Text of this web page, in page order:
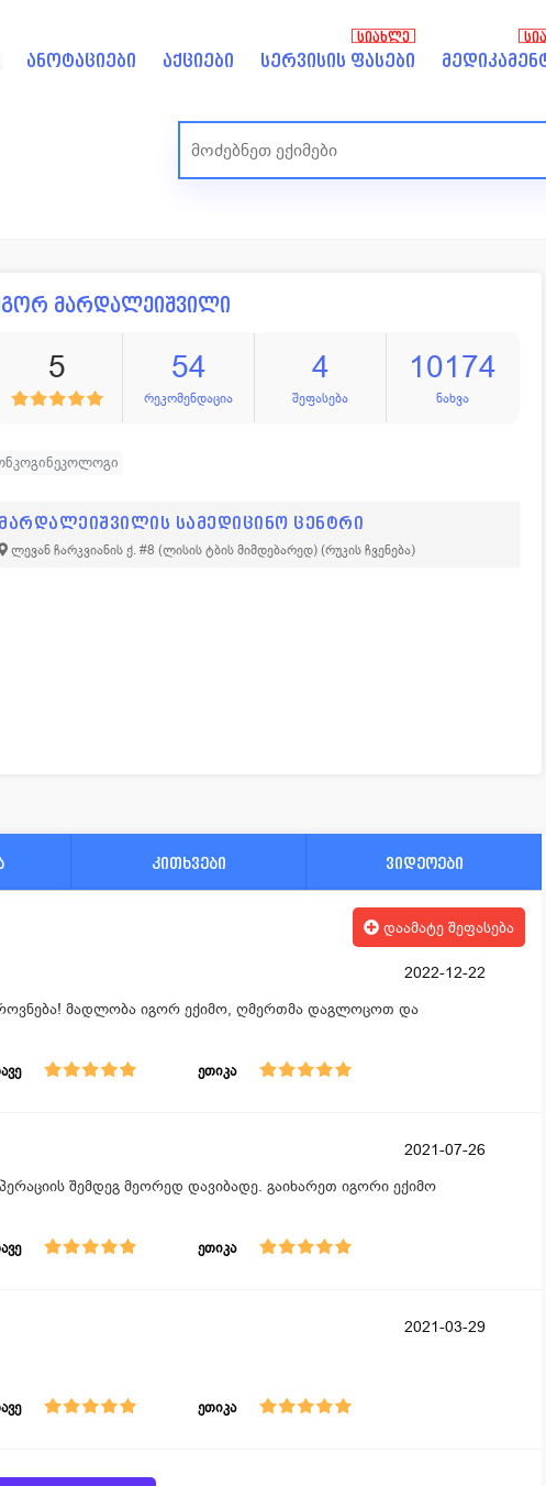
ანოტაციები აქციები სერვისის ფასები
ᲡᲘᲐᲮᲚᲔ
მარდალეიშვილი
5 54
რეკომენდაცია
4
შეფასება
10174
ნახვა
მარდალეიშვილის სამედიცინო ცენტრი
ლევან ჩარკვიანის ქ. #8 (ლისის ტბის მიმდებარედ)(რუკის ჩვენება)
კითხვები ვიდეოები
დაამატე შეფასება
2022-12-22
მადლობა იგორ ექიმო, ღმერთმა დაგლოცოთ და
ეთიკა
2021-07-26
შემდეგ მეორედ დავიბადე. გაიხარეთ იგორი ექიმო
ეთიკა
2021-03-29
ეთიკა